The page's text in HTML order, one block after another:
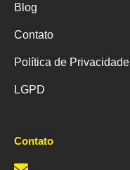
Blog
Contato
Política de Privacidade
LGPD
Contato